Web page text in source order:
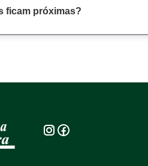
ficam próximas?